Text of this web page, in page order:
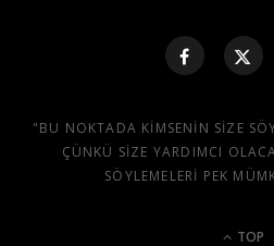
"BU NOKTADA KIMSENIN SIZE
ÇÜNKÜ SIZE YARDIMCI
SÖYLEMELERI PEK
TOP